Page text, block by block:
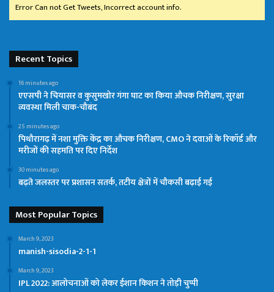
Error Can not Get Tweets, Incorrect account info.
Recent Topics
16 minutes ago
एएसपी ने चियासर व कुसुमखोर गंगा घाट का किया औचक निरीक्षण, सुरक्षा
व्यवस्था मिली चाक-चौबंद
25 minutes ago
पिथौरागढ़ में नशा मुक्ति केंद्र का औचक निरीक्षण, CMO ने दवाओं के रिकॉर्ड और
मरीजों की सहमति पर दिए निर्देश
30 minutes ago
बढ़ते जलस्तर पर प्रशासन सतर्क, तटीय क्षेत्रों में चौकसी बढ़ाई गई
Most Popular Topics
March 9, 2023
manish-sisodia-2-1-1
March 9, 2023
IPL 2022: आलोचनाओं को लेकर ईशान किशन ने तोड़ी चुप्पी